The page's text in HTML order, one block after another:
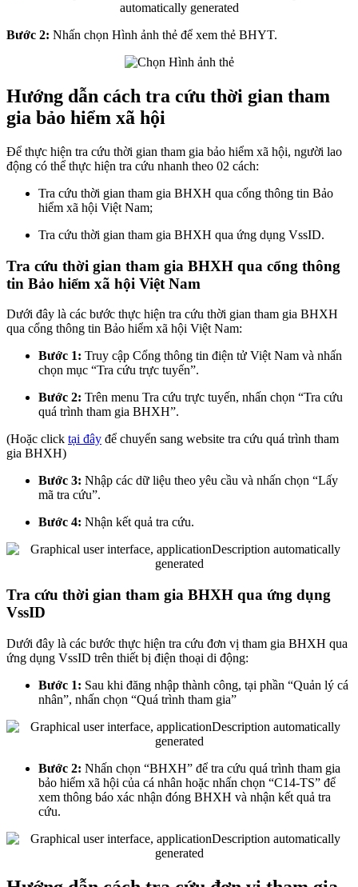
Bước 2: Nhấn chọn Hình ảnh thẻ để xem thẻ BHYT.
Hướng dẫn cách tra cứu thời gian tham
gia bảo hiểm xã hội
Để thực hiện tra cứu thời gian tham gia bảo hiểm xã hội, người lao
động có thể thực hiện tra cứu nhanh theo 02 cách:
Tra cứu thời gian tham gia BHXH qua cổng thông tin Bảo
hiểm xã hội Việt Nam;
Tra cứu thời gian tham gia BHXH qua ứng dụng VssID.
Tra cứu thời gian tham gia BHXH qua cổng thông
tin Bảo hiểm xã hội Việt Nam
Dưới đây là các bước thực hiện tra cứu thời gian tham gia BHXH
qua cổng thông tin Bảo hiểm xã hội Việt Nam:
Bước 1: Truy cập Cổng thông tin điện tử Việt Nam và nhấn
chọn mục “Tra cứu trực tuyến”.
Bước 2: Trên menu Tra cứu trực tuyến, nhấn chọn “Tra cứu
quá trình tham gia BHXH”.
(Hoặc click tại đây để chuyển sang website tra cứu quá trình tham
gia BHXH)
Bước 3: Nhập các dữ liệu theo yêu cầu và nhấn chọn “Lấy
mã tra cứu”.
Bước 4: Nhận kết quả tra cứu.
Tra cứu thời gian tham gia BHXH qua ứng dụng
VssID
Dưới đây là các bước thực hiện tra cứu đơn vị tham gia BHXH qua
ứng dụng VssID trên thiết bị điện thoại di động:
Bước 1: Sau khi đăng nhập thành công, tại phần “Quản lý cá
nhân”, nhấn chọn “Quá trình tham gia”
Bước 2: Nhấn chọn “BHXH” để tra cứu quá trình tham gia
bảo hiểm xã hội của cá nhân hoặc nhấn chọn “C14-TS” để
xem thông báo xác nhận đóng BHXH và nhận kết quả tra
cứu.